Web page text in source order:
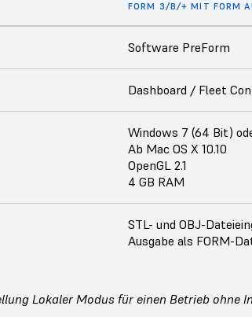
FORM 3/B/+ MIT FORM
Software PreForm
Dashboard / Fleet
Windows 7 (64 Bit)
Ab Mac OS X 10.10
OpenGL 2.1
4 GB RAM
STL- und OBJ-
Ausgabe als FORM-
Lokaler Modus für einen Betrieb